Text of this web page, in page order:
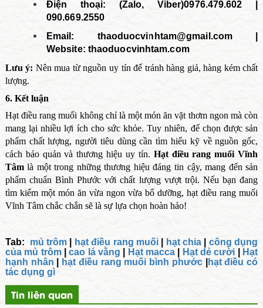
Điện thoại: (Zalo, Viber)0976.479.602 |
090.669.2550
Email: thaoduocvinhtam@gmail.com |
Website: thaoduocvinhtam.com
Lưu ý: Nên mua từ nguồn uy tín để tránh hàng giả, hàng kém chất
lượng.
6. Kết luận
Hạt điều rang muối không chỉ là một món ăn vặt thơm ngon mà còn
mang lại nhiều lợi ích cho sức khỏe. Tuy nhiên, để chọn được sản
phẩm chất lượng, người tiêu dùng cần tìm hiểu kỹ về nguồn gốc,
cách bảo quản và thương hiệu uy tín. Hạt điều rang muối Vĩnh
Tâmlà một trong những thương hiệu đáng tin cậy, mang đến sản
phẩm chuẩn Bình Phước với chất lượng vượt trội. Nếu bạn đang
tìm kiếm một món ăn vừa ngon vừa bổ dưỡng, hạt điều rang muối
Vĩnh Tâm chắc chắn sẽ là sự lựa chọn hoàn hảo!
Tab: mủ trôm hạt điều rang muối| hạt chia
công dụng
của mủ trôm|cao lá vằng Hạt macca Hạt dẻ cười
Hạt
hạnh nhân
hạt điều rang muối bình phước|
hạt điều có
tác dụng gì
Tin liên quan